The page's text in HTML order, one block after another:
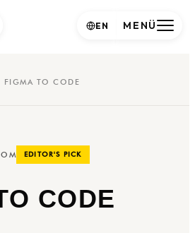
FIGMA TO CODE
EDITOR'S PICK
CODE
MENÜ
EN